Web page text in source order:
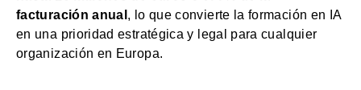
facturación anual , lo que convierte la formación en IA
en una prioridad estratégica y legal para cualquier
organización en Europa.